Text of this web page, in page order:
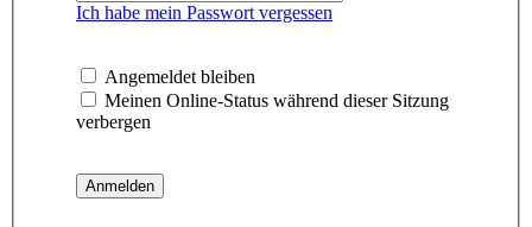
Ich habe mein Passwort vergessen
Angemeldet bleiben
Meinen Online-Status während dieser Sitzung
verbergen